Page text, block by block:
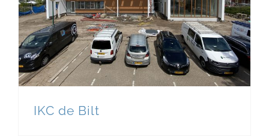
IKC de Bilt